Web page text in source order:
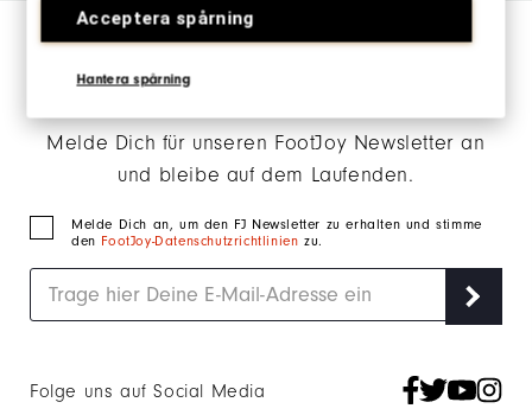
Acceptera spårning
Hantera spårning
Melde Dich für unseren FootJoy Newsletter an
und bleibe auf dem Laufenden.
Melde Dich an, um den FJ Newsletter zu erhalten und stimme
den FootJoy-Datenschutzrichtlinienzu.
Folge uns auf Social Media